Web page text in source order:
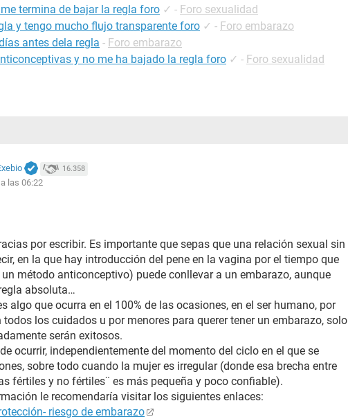
termina de bajar la regla foro ✓ - Foro sexualidad
y tengo mucho flujo transparente foro ✓ - Foro embarazo
antes dela regla - Foro embarazo
y no me ha bajado la regla foro ✓ - Foro sexualidad
16.358
las 06:22
por escribir. Es importante que sepas que una relación sexual sin
en la que hay introducción del pene en la vagina por el tiempo que
método anticonceptivo) puede conllevar a un embarazo, aunque
absoluta…
algo que ocurra en el 100% de las ocasiones, en el ser humano, por
todos los cuidados u por menores para querer tener un embarazo, solo
serán exitosos.
ocurrir, independientemente del momento del ciclo en el que se
sobre todo cuando la mujer es irregular (donde esa brecha entre
fértiles y no fértiles¨ es más pequeña y poco confiable).
le recomendaría visitar los siguientes enlaces:
riesgo de embarazo